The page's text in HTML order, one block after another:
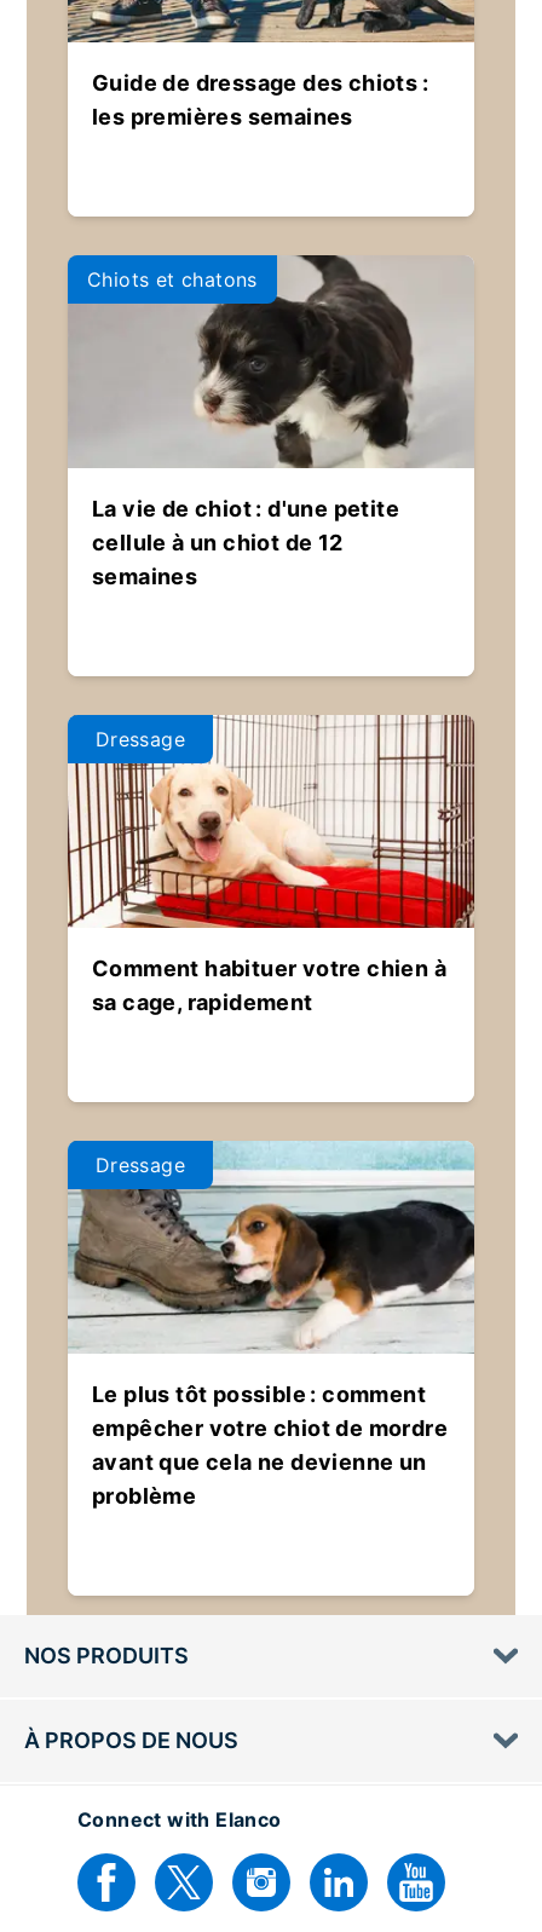
Guide de dressage des chiots :
les premières semaines
Chiots et chatons
La vie de chiot : d'une petite
cellule à un chiot de 12
semaines
Dressage
Comment habituer votre chien à
sa cage, rapidement
Dressage
Le plus tôt possible : comment
empêcher votre chiot de mordre
avant que cela ne devienne un
problème
NOS PRODUITS
À PROPOS DE NOUS
Connect with Elanco